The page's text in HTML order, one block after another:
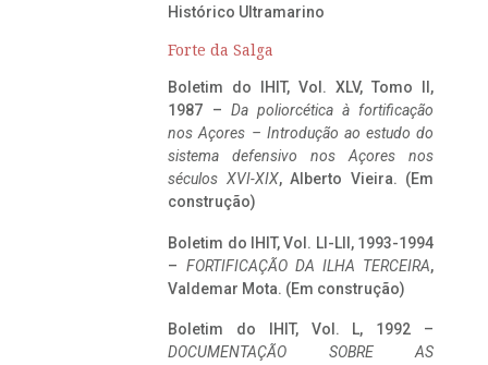
Histórico Ultramarino
Forte da Salga
Boletim do IHIT, Vol. XLV, Tomo II,
1987 – Da poliorcética à fortificação
nos Açores – Introdução ao estudo do
sistema defensivo nos Açores nos
séculos XVI-XIX, Alberto Vieira. (Em
construção)
Boletim do IHIT, Vol. LI-LII, 1993-1994
– FORTIFICAÇÃO DA ILHA TERCEIRA,
Valdemar Mota. (Em construção)
Boletim do IHIT, Vol. L, 1992 –
DOCUMENTAÇÃO SOBRE AS